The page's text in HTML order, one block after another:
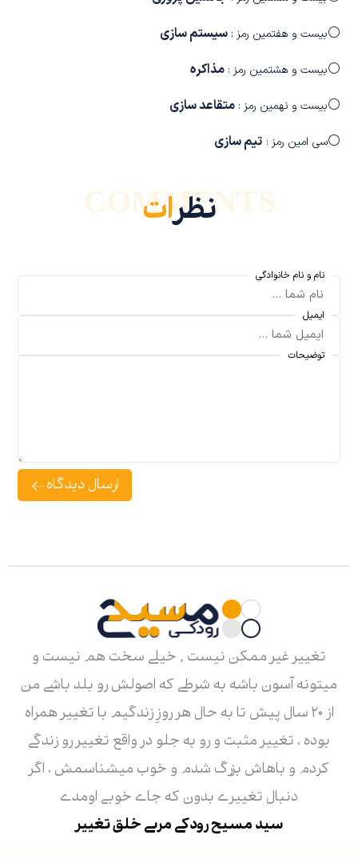
⚪بیست و هفتمین رمز : سیستم سازی
⚪بیست و هشتمین رمز : مذاکره
⚪بیست و نهمین رمز : متقاعد سازی
⚪سی امین رمز : تیم سازی
نظرات
COMMENTS
نام و نام خانوادگی
ایمیل
توضیحات
ارسال دیدگاه
تغییر غیر ممکن نیست , خیلی سخت هم نیست و
میتونه آسون باشه به شرطی که اصولش رو بلد باشی من
از ۲۰ سال پیش تا به حال هر روزِ زندگیم با تغییر همراه
بوده ، تغییر مثبت و رو به جلو در واقع تغییر رو زندگی
کردم و باهاش بزرگ شدم و خوب میشناسمش ، اگر
دنبال تغییری بدون که جای خوبی اومدی
سید مسیح رودکی مربی خلق تغییر